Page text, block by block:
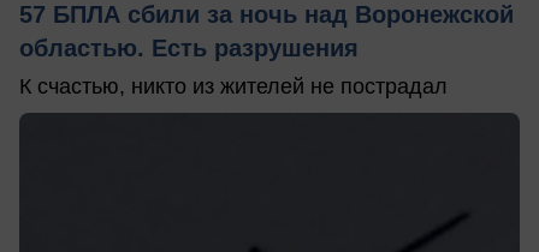
57 БПЛА сбили за ночь над Воронежской
областью. Есть разрушения
К счастью, никто из жителей не пострадал